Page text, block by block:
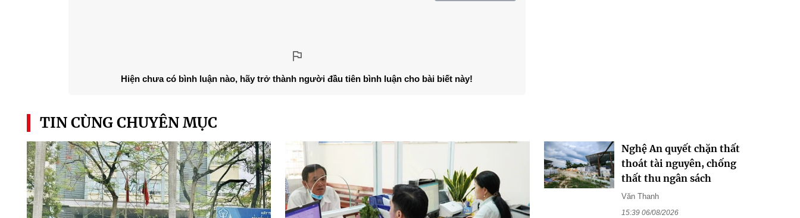
Hiện chưa có bình luận nào, hãy trở thành người đầu tiên bình luận cho bài biết này!
TIN CÙNG CHUYÊN MỤC
Nghệ An quyết chặn thất
thoát tài nguyên, chống
thất thu ngân sách
Văn Thanh
15:39 06/08/2026